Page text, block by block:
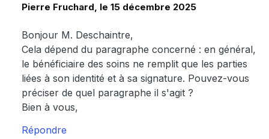
Pierre Fruchard, le 15 décembre 2025
Bonjour M. Deschaintre,
Cela dépend du paragraphe concerné : en général,
le bénéficiaire des soins ne remplit que les parties
liées à son identité et à sa signature. Pouvez-vous
préciser de quel paragraphe il s'agit ?
Bien à vous,
Répondre